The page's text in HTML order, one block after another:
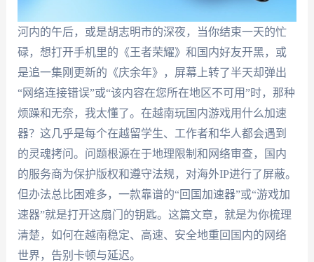
河内的午后，或是胡志明市的深夜，当你结束一天的忙
碌，想打开手机里的《王者荣耀》和国内好友开黑，或
是追一集刚更新的《庆余年》，屏幕上转了半天却弹出
“网络连接错误”或“该内容在您所在地区不可用”时，那种
烦躁和无奈，我太懂了。在越南玩国内游戏用什么加速
器？这几乎是每个在越留学生、工作者和华人都会遇到
的灵魂拷问。问题根源在于地理限制和网络审查，国内
的服务商为保护版权和遵守法规，对海外IP进行了屏蔽。
但办法总比困难多，一款靠谱的“回国加速器”或“游戏加
速器”就是打开这扇门的钥匙。这篇文章，就是为你梳理
清楚，如何在越南稳定、高速、安全地重回国内的网络
世界，告别卡顿与延迟。